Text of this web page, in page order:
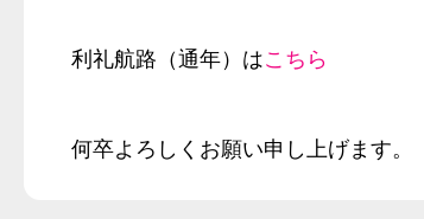
利礼航路（通年）はこちら
何卒よろしくお願い申し上げます。